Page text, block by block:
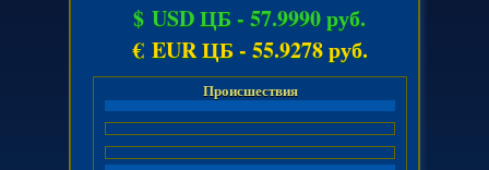
$ USD ЦБ - 57.9990 руб.
€ EUR ЦБ - 55.9278 руб.
Происшествия